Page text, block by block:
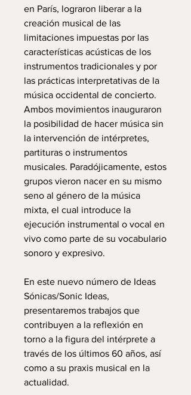
en París, lograron liberar a la
creación musical de las
limitaciones impuestas por las
características acústicas de los
instrumentos tradicionales y por
las prácticas interpretativas de la
música occidental de concierto.
Ambos movimientos inauguraron
la posibilidad de hacer música sin
la intervención de intérpretes,
partituras o instrumentos
musicales. Paradójicamente, estos
grupos vieron nacer en su mismo
seno al género de la música
mixta, el cual introduce la
ejecución instrumental o vocal en
vivo como parte de su vocabulario
sonoro y expresivo.
En este nuevo número de Ideas
Sónicas/Sonic Ideas,
presentaremos trabajos que
contribuyen a la reflexión en
torno a la figura del intérprete a
través de los últimos 60 años, así
como a su praxis musical en la
actualidad.